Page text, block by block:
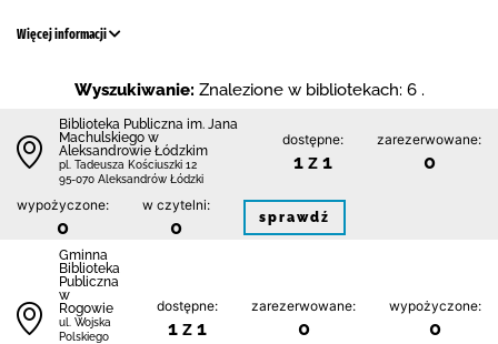
Więcej informacji
Wyszukiwanie: Znalezione w bibliotekach: 6 .
Biblioteka Publiczna im. Jana
Machulskiego w
Aleksandrowie Łódzkim
pl. Tadeusza Kościuszki 12
95-070 Aleksandrów Łódzki
dostępne:
1 z 1
zarezerwowane:
0
wypożyczone:
0
w czytelni:
0 sprawdź
Gminna
Biblioteka
Publiczna
w
Rogowie
ul. Wojska
Polskiego
dostępne:
1 z 1
zarezerwowane:
0
wypożyczone:
0